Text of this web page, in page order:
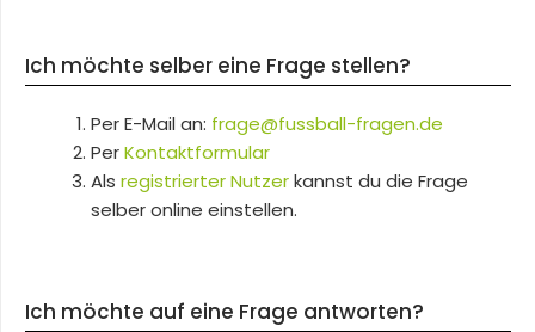
Ich möchte selber eine Frage stellen?
Per E-Mail an: frage@fussball-fragen.de
PerKontaktformular
Als registrierter Nutzerkannst du die Frage
selber online einstellen.
Ich möchte auf eine Frage antworten?